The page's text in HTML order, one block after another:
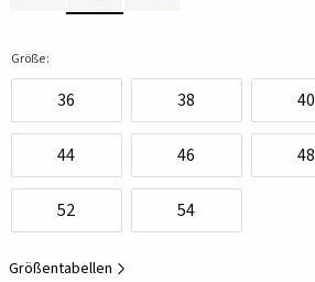
Größe:
36 38 40
44 46 48
52 54
Größentabellen